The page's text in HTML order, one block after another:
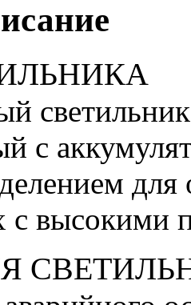
с
высокими